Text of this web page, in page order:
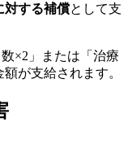
対する補償として支
×2」または「治療
が支給されます。